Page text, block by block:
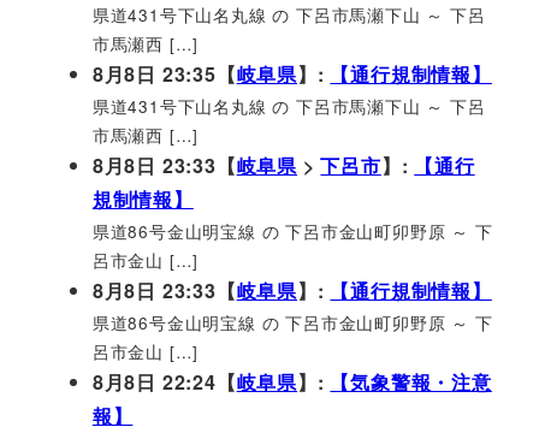
県道431号下山名丸線 の 下呂市馬瀬下山 ～ 下呂
市馬瀬西 […]
8月8日 23:35【岐阜県】: 【通行規制情報】
県道431号下山名丸線 の 下呂市馬瀬下山 ～ 下呂
市馬瀬西 […]
8月8日 23:33【岐阜県 >下呂市】:
【通行
規制情報】
県道86号金山明宝線 の 下呂市金山町卯野原 ～ 下
呂市金山 […]
8月8日 23:33【岐阜県】: 【通行規制情報】
県道86号金山明宝線 の 下呂市金山町卯野原 ～ 下
呂市金山 […]
8月8日 22:24【岐阜県】:
【気象警報・注意
報】